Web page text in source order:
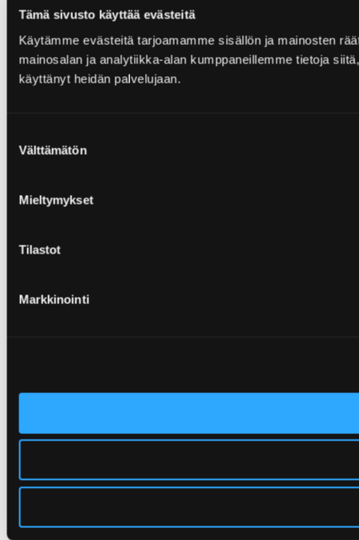
Tämä sivusto käyttää evästeitä
Käytämme evästeitä tarjoamamme sisällön ja mainosten
mainosalan ja analytiikka-alan kumppaneillemme tietoja
käyttänyt heidän palvelujaan.
valinta
Välttämätön
Mieltymykset
Tilastot
Markkinointi